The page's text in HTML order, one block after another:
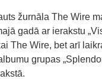
žurnāla The Wire
gadā ar ierakstu
The Wire, bet arī
grupas